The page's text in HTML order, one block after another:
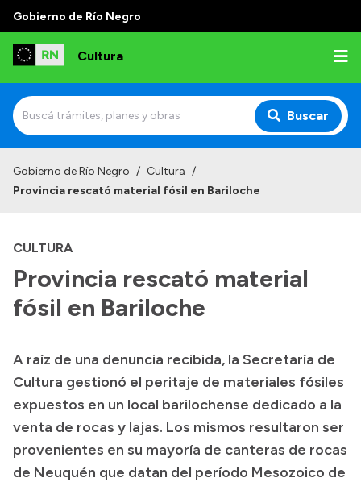
Gobierno de Río Negro
Cultura
Buscar
Delegaciones
Normativa
Transparencia
Presupuesto
Boletín Oficial
Compras y licitaciones
Gobierno de Río Negro / Cultura /
Provincia rescató material fósil en Bariloche
CULTURA
Provincia rescató material
fósil en Bariloche
A raíz de una denuncia recibida, la Secretaría de
Cultura gestionó el peritaje de materiales fósiles
expuestos en un local barilochense dedicado a la
venta de rocas y lajas. Los mismos resultaron ser
provenientes en su mayoría de canteras de rocas
de Neuquén que datan del período Mesozoico de